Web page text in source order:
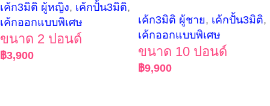
เค้ก3มิติ ผู้หญิง, เค้กปั้น3มิติ,
เค้กออกแบบพิเศษ
ขนาด 2 ปอนด์
฿3,900
เค้ก3มิติ ผู้ชาย, เค้กปั้น3มิติ,
เค้กออกแบบพิเศษ
ขนาด 10 ปอนด์
฿9,900